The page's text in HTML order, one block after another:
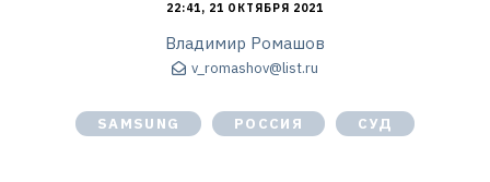
22:41, 21 ОКТЯБРЯ 2021
Владимир Ромашов
v_romashov@list.ru
SAMSUNG РОССИЯ СУД